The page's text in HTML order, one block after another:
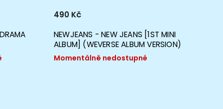
NEWJEANS - NEW JEANS [1ST MINI
ALBUM] (WEVERSE ALBUM VERSION)
Momentálně nedostupné
490 Kč